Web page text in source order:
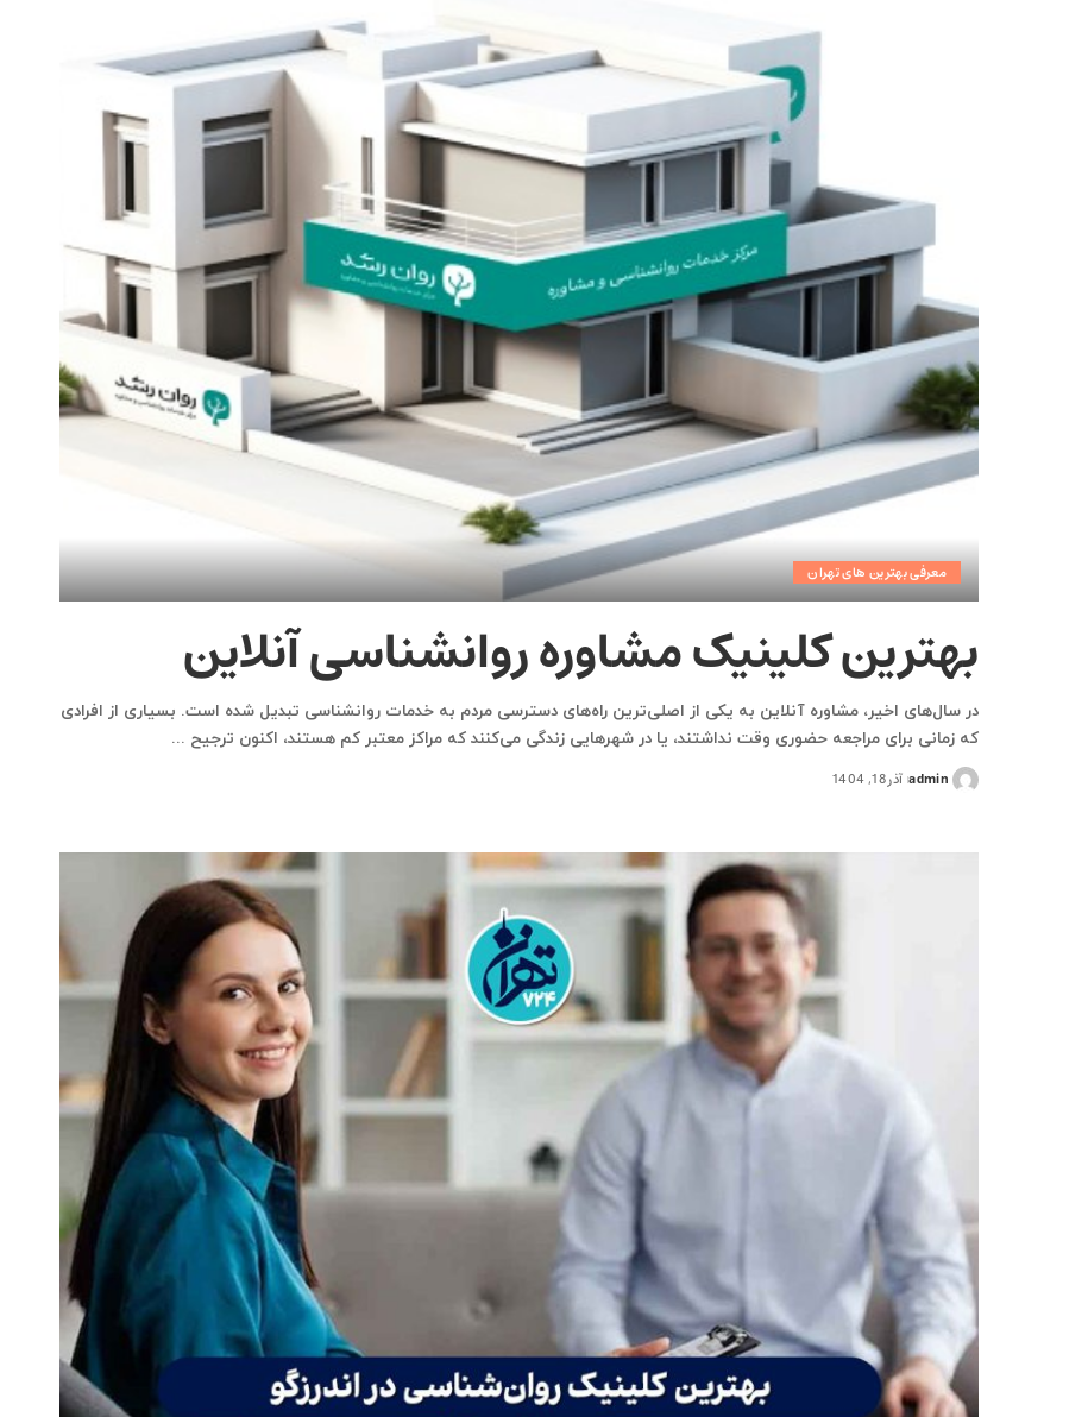
معرفی بهترین های تهران
بهترین کلینیک مشاوره روانشناسی آنلاین
در سال‌های اخیر، مشاوره آنلاین به یکی از اصلی‌ترین راه‌های دسترسی مردم به خدمات روانشناسی تبدیل شده است. بسیاری از افرادی
که زمانی برای مراجعه حضوری وقت نداشتند، یا در شهرهایی زندگی می‌کنند که مراکز معتبر کم هستند، اکنون ترجیح ...
admin آذر 18, 1404